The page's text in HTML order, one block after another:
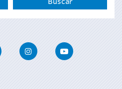
Twitter InstagramYoutube